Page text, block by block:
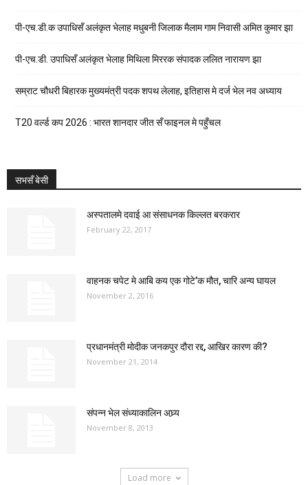
पी-एच.डी.क उपाधिसँ अलंकृत भेलाह मधुबनी जिलाक मैलाम गाम निवासी अमित कुमार झा
पी-एच.डी. उपाधिसँ अलंकृत भेलाह मिथिला मिररक संपादक ललित नारायण झा
सम्राट चौधरी बिहारक मुख्यमंत्री पदक शपथ लेलाह, इतिहास मे दर्ज भेल नव अध्याय
T20 वर्ल्ड कप 2026 : भारत शानदार जीत सँ फाइनल मे पहुँचल
सभसँ बेसी
अस्पतालमे दवाई आ संसाधनक किल्लत बरकरार
February 22, 2017
वाहनक चपेट मे आबि कय एक गोटे’क मौत, चारि अन्य घायल
November 2, 2016
प्रधानमंत्री मोदीक जनकपुर दौरा रद्द, आखिर कारण की?
November 21, 2014
संपन्न भेल संध्याकालिन अघ्र्य
November 8, 2013
Load more